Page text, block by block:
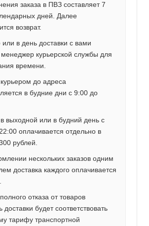
заказа в ПВЗ составляет 7
дней. Далее
возврат.
или в день доставки с вами
менеджер курьерской службы для
времени.
до адреса
в будние дни с 9:00 до
в выходной или в будний день с
оплачивается отдельно в
рублей.
нескольких заказов одним
доставка каждого оплачивается
отказа от товаров
доставки будет соответствовать
тарифу транспортной